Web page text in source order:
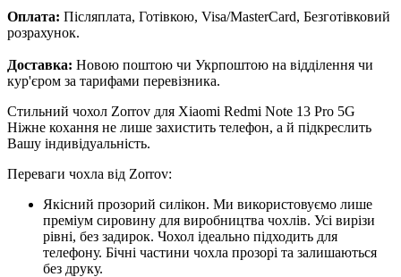
Оплата: Післяплата, Готівкою, Visa/MasterCard, Безготівковий
розрахунок.
Доставка: Новою поштою чи Укрпоштою на відділення чи
кур'єром за тарифами перевізника.
Стильний чохол Zorrov для Xiaomi Redmi Note 13 Pro 5G
Ніжне кохання не лише захистить телефон, а й підкреслить
Вашу індивідуальність.
Переваги чохла від Zorrov:
Якісний прозорий силікон. Ми використовуємо лише
преміум сировину для виробництва чохлів. Усі вирізи
рівні, без задирок. Чохол ідеально підходить для
телефону. Бічні частини чохла прозорі та залишаються
без друку.